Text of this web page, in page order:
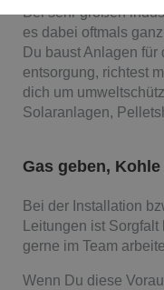
Bei sehr großen
es dabei oftmals
Du baust Anlagen
entsorgung, richtest
dich um
Solaranlagen,
Gas geben,
Bei der Installation
Leitungen ist
gerne im Team
Wenn Du diese